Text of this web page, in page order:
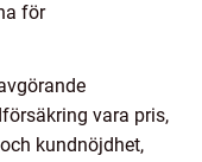
för
vara pris,
kundnöjdhet,